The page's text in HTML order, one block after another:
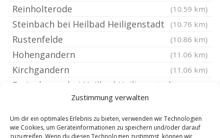
Zustimmung verwalten
Um dir ein optimales Erlebnis zu bieten, verwenden wir Technologien
wie Cookies, um Geräteinformationen zu speichern und/oder darauf
zuzugreifen. Wenn du diesen Technologien zustimmst, können wir
Reinholterode (10.59 km)
Steinbach bei Heilbad Heiligenstadt (10.76 km)
Rustenfelde (10.86 km)
Hohengandern (11.06 km)
Kirchgandern (11.06 km)
Freienhagen bei Heilbad Heiligenstadt
Leinefelde-Worbis (11.29 km)
Arenshausen (11.29 km)
Kleinbartloff (11.61 km)